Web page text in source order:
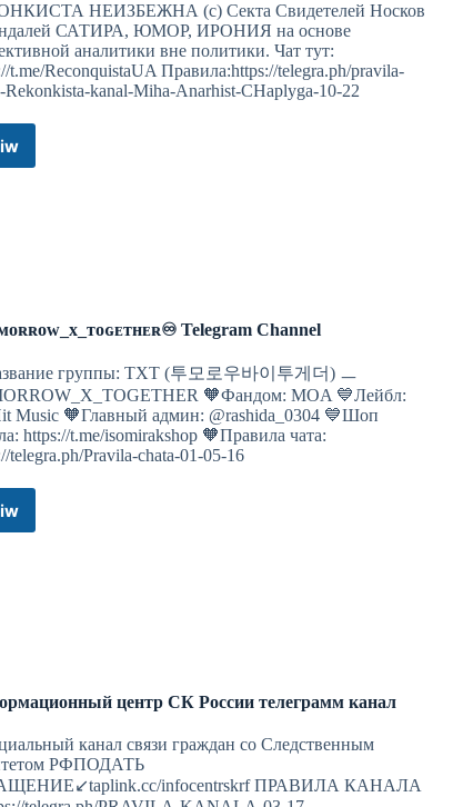
ошибки
ошибки
НЕИЗБЕЖНА (с) Секта Свидетелей Носков
САТИРА, ЮМОР, ИРОНИЯ на основе
аналитики вне политики. Чат тут:
t.me/ReconquistaUA Правила:https://telegra.ph/pravila-
Rekonkista-kanal-Miha-Anarhist-CHaplyga-10-22
Telegram Channel
группы: TXT (투모로우바이투게더) ㅡ
🧡Фандом: MOA 💙Лейбл:
Music 🧡Главный админ: @rashida_0304 💙Шоп
https://t.me/isomirakshop 🧡Правила чата:
telegra.ph/Pravila-chata-01-05-16
центр СК России телеграмм канал
канал связи граждан со Следственным
РФПОДАТЬ
infocentrskrf ПРАВИЛА КАНАЛА